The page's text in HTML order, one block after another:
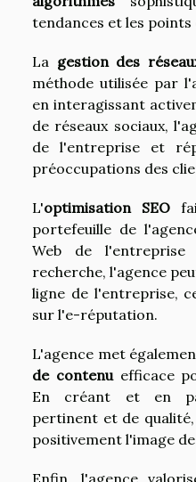
tendances et les
La gestion des
méthode utilisée par
en interagissant
de réseaux sociaux,
de l'entreprise et
préoccupations des
L'optimisation SEO
portefeuille de
Web de
recherche, l'agence
ligne de l'entreprise,
sur l'e-réputation.
L'agence met
de contenuefficace
En créant et en
pertinent et de
positivement l'image